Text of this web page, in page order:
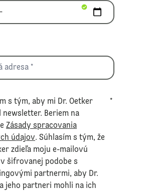
s tým, aby mi Dr. Oetker
newsletter. Beriem na
Zásady spracovania
údajov. Súhlasím s tým, že
zdieľa moju e-mailovú
šifrovanej podobe s
partnermi, aby Dr.
jeho partneri mohli na ich
*